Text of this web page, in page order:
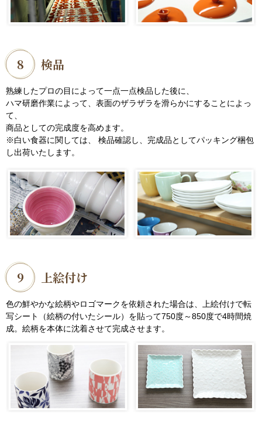
熟練したプロの目によって一点一点検品した後に、
ハマ研磨作業によって、表面のザラザラを滑らかにすることによっ
て、
商品としての完成度を高めます。
※白い食器に関しては、 検品確認し、完成品としてパッキング梱包
し出荷いたします。
8 検品
色の鮮やかな絵柄やロゴマークを依頼された場合は、上絵付けで転
写シート（絵柄の付いたシール）を貼って750度～850度で4時間焼
成。絵柄を本体に沈着させて完成させます。
9 上絵付け